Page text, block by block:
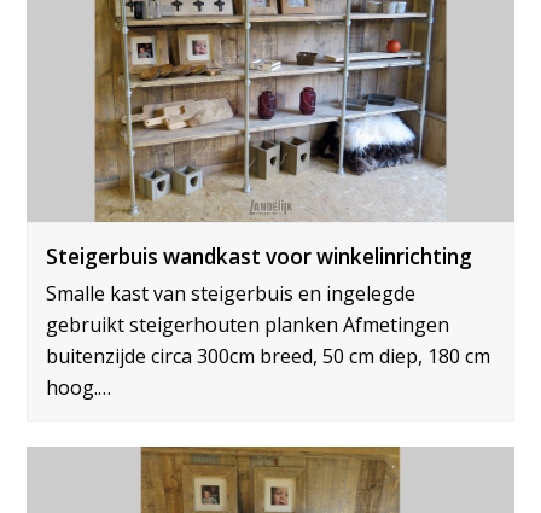
Steigerbuis wandkast voor winkelinrichting
Smalle kast van steigerbuis en ingelegde
gebruikt steigerhouten planken Afmetingen
buitenzijde circa 300cm breed, 50 cm diep, 180 cm
hoog.…